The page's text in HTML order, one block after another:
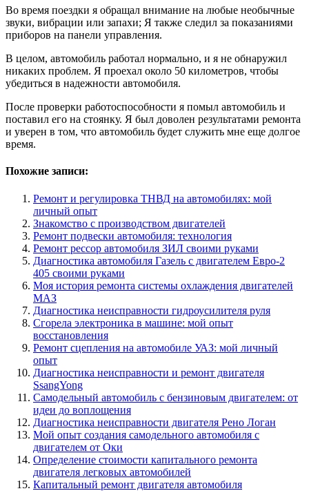
Во время поездки я обращал внимание на любые необычные
звуки, вибрации или запахи; Я также следил за показаниями
приборов на панели управления.
В целом, автомобиль работал нормально, и я не обнаружил
никаких проблем. Я проехал около 50 километров, чтобы
убедиться в надежности автомобиля.
После проверки работоспособности я помыл автомобиль и
поставил его на стоянку. Я был доволен результатами ремонта
и уверен в том, что автомобиль будет служить мне еще долгое
время.
Похожие записи:
Ремонт и регулировка ТНВД на автомобилях: мой
личный опыт
Знакомство с производством двигателей
Ремонт подвески автомобиля: технология
Ремонт рессор автомобиля ЗИЛ своими руками
Диагностика автомобиля Газель с двигателем Евро-2
405 своими руками
Моя история ремонта системы охлаждения двигателей
МАЗ
Диагностика неисправности гидроусилителя руля
Сгорела электроника в машине: мой опыт
восстановления
Ремонт сцепления на автомобиле УАЗ: мой личный
опыт
Диагностика неисправности и ремонт двигателя
SsangYong
Самодельный автомобиль с бензиновым двигателем: от
идеи до воплощения
Диагностика неисправности двигателя Рено Логан
Мой опыт создания самодельного автомобиля с
двигателем от Оки
Определение стоимости капитального ремонта
двигателя легковых автомобилей
Капитальный ремонт двигателя автомобиля